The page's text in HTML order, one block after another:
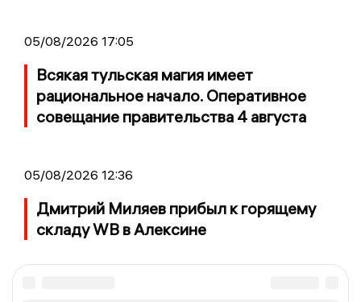
05/08/2026 17:05
Всякая тульская магия имеет
рациональное начало. Оперативное
совещание правительства 4 августа
05/08/2026 12:36
Дмитрий Миляев прибыл к горящему
складу WB в Алексине